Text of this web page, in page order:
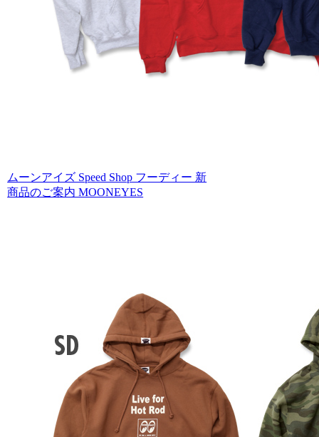
ムーンアイズ Speed Shop フーディー 新
商品のご案内 MOONEYES